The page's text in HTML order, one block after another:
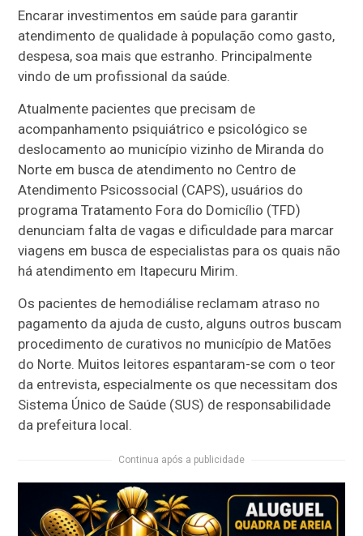
Encarar investimentos em saúde para garantir
atendimento de qualidade à população como gasto,
despesa, soa mais que estranho. Principalmente
vindo de um profissional da saúde.
Atualmente pacientes que precisam de
acompanhamento psiquiátrico e psicológico se
deslocamento ao município vizinho de Miranda do
Norte em busca de atendimento no Centro de
Atendimento Psicossocial (CAPS), usuários do
programa Tratamento Fora do Domicílio (TFD)
denunciam falta de vagas e dificuldade para marcar
viagens em busca de especialistas para os quais não
há atendimento em Itapecuru Mirim.
Os pacientes de hemodiálise reclamam atraso no
pagamento da ajuda de custo, alguns outros buscam
procedimento de curativos no município de Matões
do Norte. Muitos leitores espantaram-se com o teor
da entrevista, especialmente os que necessitam dos
Sistema Único de Saúde (SUS) de responsabilidade
da prefeitura local.
Continua após a publicidade